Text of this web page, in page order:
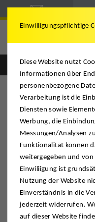
Downloads
Hier finden Sie
Zollformulare USA
Customs
Dokument
Einwilligungspflichtige
Diese Website nutzt
Informationen über
personenbezogene
Verarbeitung ist die
Diensten sowie
Werbung, die
Messungen/Analysen
Funktionalität können
weitergegeben und
Einwiliigung ist
Nutzung der Website
Einverständnis in die
jederzeit widerrufen.
auf dieser Website